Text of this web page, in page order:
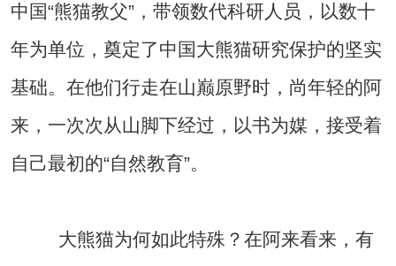
中国“熊猫教父”，带领数代科研人员，以数十
年为单位，奠定了中国大熊猫研究保护的坚实
基础。在他们行走在山巅原野时，尚年轻的阿
来，一次次从山脚下经过，以书为媒，接受着
自己最初的“自然教育”。
大熊猫为何如此特殊？在阿来看来，有